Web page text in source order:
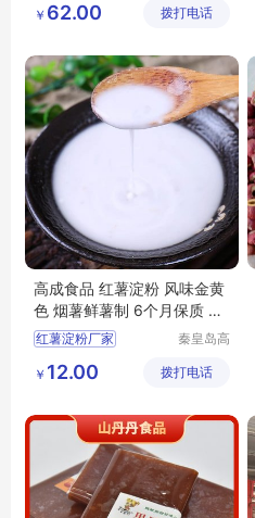
冻干山楂
冻干山楂食品
展有限公
￥ 62.00 拨打电话
高成食品 红薯淀粉 风味金黄
色 烟薯鲜薯制 6个月保质 支
持代加工
红薯淀粉厂家
秦皇岛高
业股份有
￥ 12.00 拨打电话